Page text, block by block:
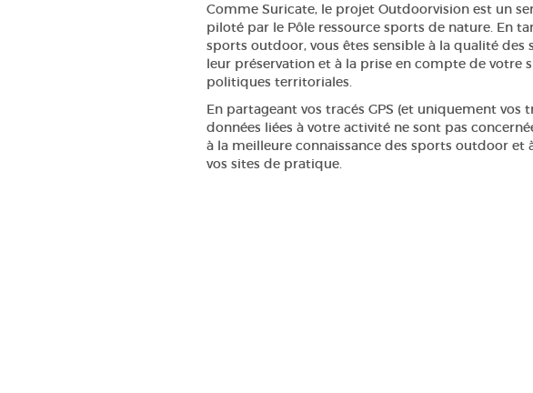
Comme Suricate, le projet Outdoorvision est un
piloté par le Pôle ressource sports de nature. En
sports outdoor, vous êtes sensible à la qualité des
leur préservation et à la prise en compte de votre
politiques territoriales.
En partageant vos tracés GPS (et uniquement vos
données liées à votre activité ne sont pas
à la meilleure connaissance des sports outdoor et
vos sites de pratique.